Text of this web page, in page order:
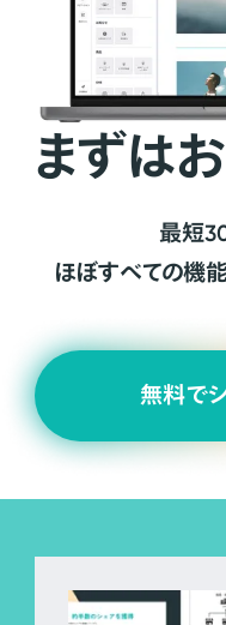
まずは
最短
ほぼすべての機能
無料で